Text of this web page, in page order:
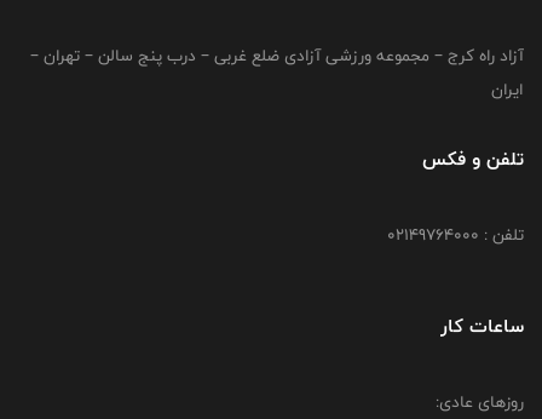
آزاد راه کرج – مجموعه ورزشی آزادی ضلع غربی – درب پنج سالن – تهران –
ایران
تلفن و فکس
تلفن : 02149764000
ساعات کار
روزهای عادی: